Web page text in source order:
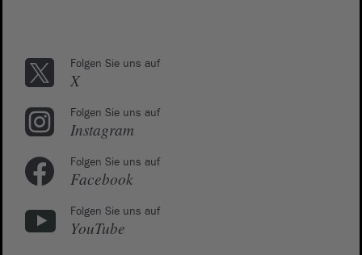
Folgen Sie uns auf
X
Folgen Sie uns auf
Instagram
Folgen Sie uns auf
Facebook
Folgen Sie uns auf
YouTube